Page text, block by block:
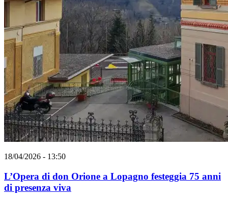
18/04/2026 - 13:50
L’Opera di don Orione a Lopagno festeggia 75 anni
di presenza viva